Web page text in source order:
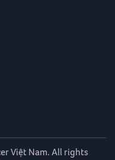
Việt Nam. All rights